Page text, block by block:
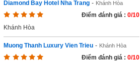
Diamond Bay Hotel Nha Trang - Khánh Hòa
Điểm đánh giá : 0/10
Khánh Hòa
Muong Thanh Luxury Vien Trieu - Khánh Hòa
Điểm đánh giá : 0/10